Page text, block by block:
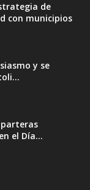
de
con municipios
y se
el Día...